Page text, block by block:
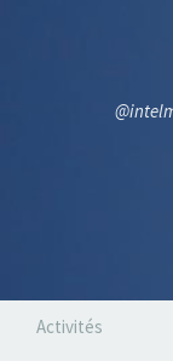
Activités